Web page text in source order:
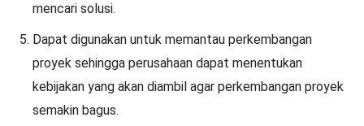
mencari solusi.
Dapat digunakan untuk memantau perkembangan
proyek sehingga perusahaan dapat menentukan
kebijakan yang akan diambil agar perkembangan proyek
semakin bagus.